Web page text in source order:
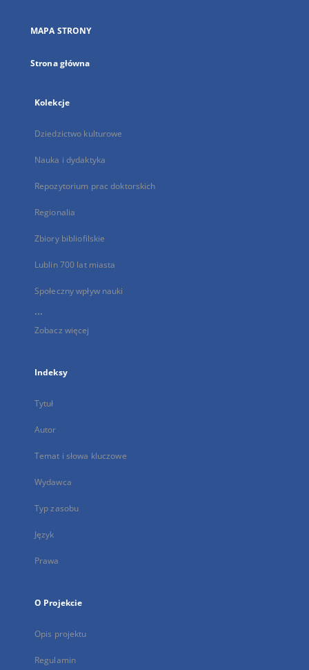
karcie
MAPA STRONY
Strona główna
Kolekcje
Dziedzictwo kulturowe
Nauka i dydaktyka
Repozytorium prac doktorskich
Regionalia
Zbiory bibliofilskie
Lublin 700 lat miasta
Społeczny wpływ nauki
...
Zobacz więcej
Indeksy
Tytuł
Autor
Temat i słowa kluczowe
Wydawca
Typ zasobu
Język
Prawa
O Projekcie
Opis projektu
Regulamin